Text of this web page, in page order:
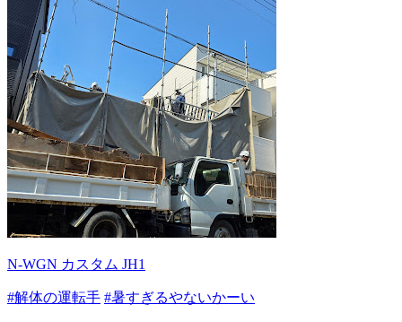
N-WGN カスタム JH1
#解体の運転手 #暑すぎるやないかーい